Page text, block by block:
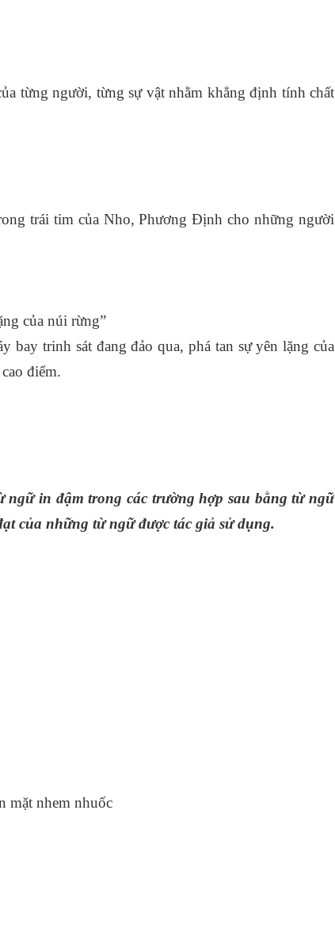
từng người, từng sự vật nhằm khẳng định tính chất
trái tim của Nho, Phương Định cho những người
của núi rừng”
bay trinh sát đang đảo qua, phá tan sự yên lặng của
điểm.
in đậm trong các trường hợp sau bằng từ ngữ
của những từ ngữ được tác giả sử dụng.
mặt nhem nhuốc